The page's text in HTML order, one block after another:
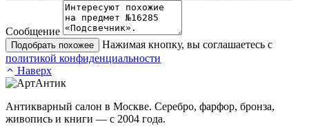
Сообщение
Подобрать похожее
Нажимая кнопку, вы соглашаетесь с
политикой конфиденциальности
Наверх
Антикварный салон в Москве. Серебро, фарфор, бронза,
живопись и книги — с 2004 года.